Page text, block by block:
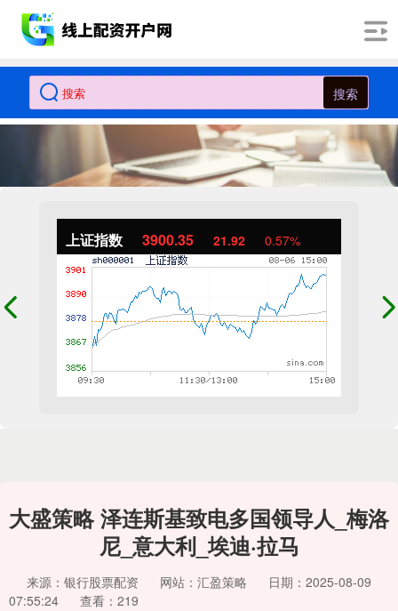
搜索
上证指数 3900.35 21.92 0.57%
大盛策略 泽连斯基致电多国领导人_梅洛
尼_意大利_埃迪·拉马
来源：银行股票配资 网站：汇盈策略
日期：2025-08-09
07:55:24
查看：219